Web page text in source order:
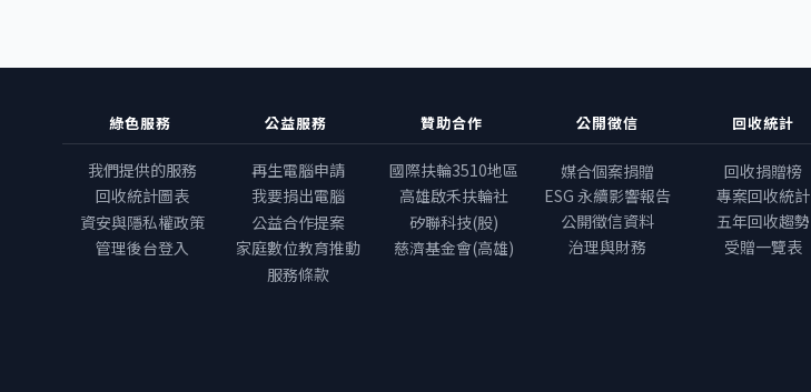
綠色服務
我們提供的服務
回收統計圖表
資安與隱私權政策
管理後台登入
公益服務
再生電腦申請
我要捐出電腦
公益合作提案
家庭數位教育推動
服務條款
贊助合作
國際扶輪3510地區
高雄啟禾扶輪社
矽聯科技(股)
慈濟基金會(高雄)
公開徵信
媒合個案捐贈
ESG 永續影響報告
公開徵信資料
治理與財務
回收統計
回收捐贈榜
專案回收統計
五年回收趨勢
受贈一覽表